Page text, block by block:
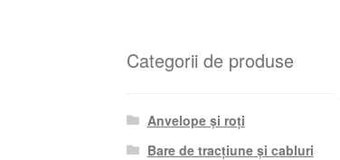
Categorii de produse
Anvelope și roți
Bare de tracțiune și cabluri